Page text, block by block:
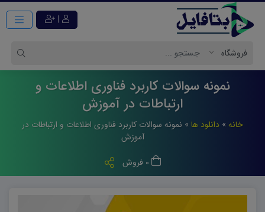
|
نمونه سوالات کاربرد فناوری اطلاعات و
ارتباطات در آموزش
خانه » دانلود ها » نمونه سوالات کاربرد فناوری اطلاعات و ارتباطات در
آموزش